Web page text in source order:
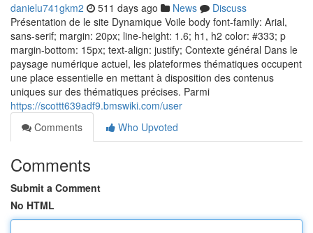
danielu741gkm2 511 days ago News
Discuss
Présentation de le site Dynamique Voile body font-family: Arial,
sans-serif; margin: 20px; line-height: 1.6; h1, h2 color: #333; p
margin-bottom: 15px; text-align: justify; Contexte général Dans le
paysage numérique actuel, les plateformes thématiques occupent
une place essentielle en mettant à disposition des contenus
uniques sur des thématiques précises. Parmi
https://scottt639adf9.bmswiki.com/user
Comments
Who Upvoted
Comments
Submit a Comment
No HTML